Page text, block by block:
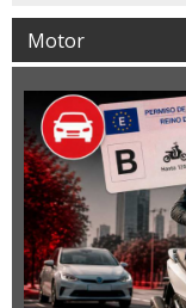
Motor